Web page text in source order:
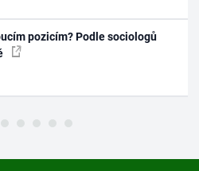
pozicím? Podle sociologů